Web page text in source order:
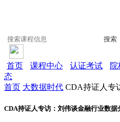
搜索
首页 课程中心 认证考试
态
首页 大数据时代 CDA持证人专
CDA持证人专访：刘伟谈金融行业数